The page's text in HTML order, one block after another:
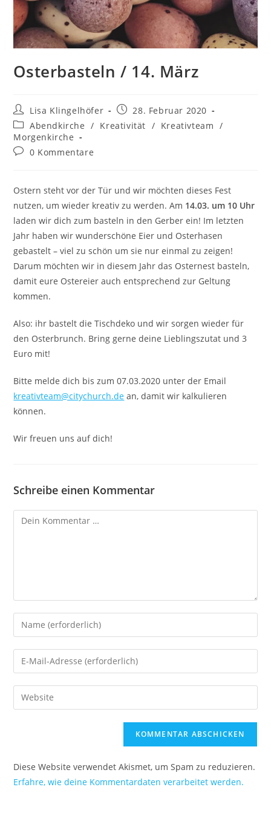
Osterbasteln / 14. März
Lisa Klingelhöfer
28. Februar 2020
Abendkirche / Kreativität / Kreativteam /
Morgenkirche
0 Kommentare
Ostern steht vor der Tür und wir möchten dieses Fest
nutzen, um wieder kreativ zu werden. Am 14.03. um 10 Uhr
laden wir dich zum basteln in den Gerber ein! Im letzten
Jahr haben wir wunderschöne Eier und Osterhasen
gebastelt – viel zu schön um sie nur einmal zu zeigen!
Darum möchten wir in diesem Jahr das Osternest basteln,
damit eure Ostereier auch entsprechend zur Geltung
kommen.
Also: ihr bastelt die Tischdeko und wir sorgen wieder für
den Osterbrunch. Bring gerne deine Lieblingszutat und 3
Euro mit!
Bitte melde dich bis zum 07.03.2020 unter der Email
kreativteam@citychurch.de an, damit wir kalkulieren
können.
Wir freuen uns auf dich!
Schreibe einen Kommentar
Diese Website verwendet Akismet, um Spam zu reduzieren.
Erfahre, wie deine Kommentardaten verarbeitet werden.